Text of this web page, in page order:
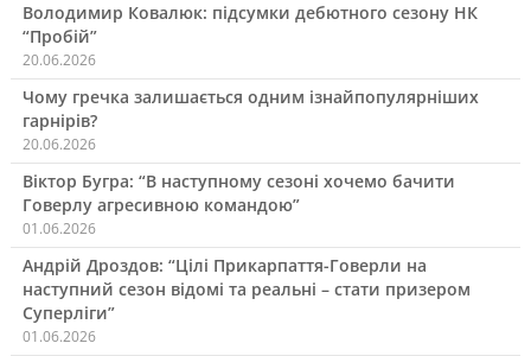
Володимир Ковалюк: підсумки дебютного сезону НК
“Пробій”
20.06.2026
Чому гречка залишається одним ізнайпопулярніших
гарнірів?
20.06.2026
Віктор Бугра: “В наступному сезоні хочемо бачити
Говерлу агресивною командою”
01.06.2026
Андрій Дроздов: “Цілі Прикарпаття-Говерли на
наступний сезон відомі та реальні – стати призером
Суперліги”
01.06.2026